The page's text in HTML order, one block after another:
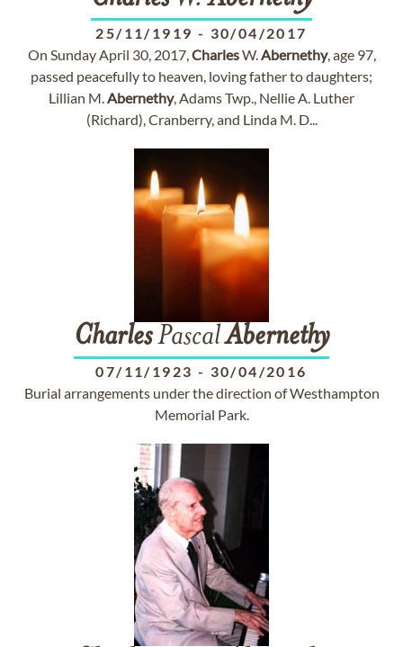
25/11/1919 - 30/04/2017
On Sunday April 30, 2017,CharlesW.Abernethy, age 97,
passed peacefully to heaven, loving father to daughters;
Lillian M.Abernethy, Adams Twp., Nellie A. Luther
(Richard), Cranberry, and Linda M. D...
CharlesPascalAbernethy
07/11/1923 - 30/04/2016
Burial arrangements under the direction of Westhampton
Memorial Park.